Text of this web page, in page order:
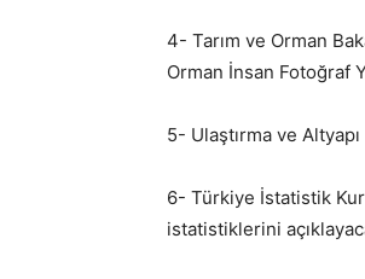
4- Tarım ve Orman
Orman İnsan Fotoğraf
5- Ulaştırma ve
6- Türkiye İstatistik
istatistiklerini